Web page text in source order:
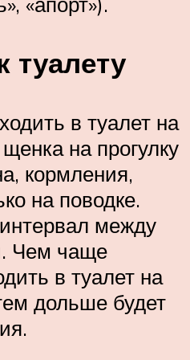
туалету
в туалет на
на прогулку
кормления,
на поводке.
между
Чем чаще
в туалет на
дольше будет